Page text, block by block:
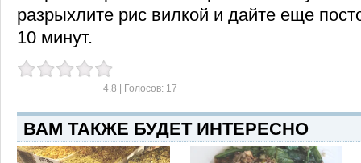
разрыхлите рис вилкой и дайте еще
10 минут.
4.8 | Голосов: 17
ВАМ ТАКЖЕ БУДЕТ ИНТЕРЕСНО